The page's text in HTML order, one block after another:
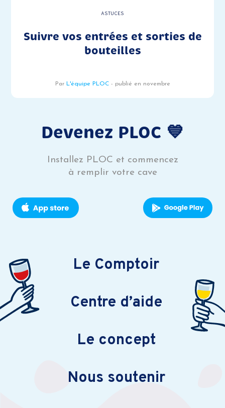
ASTUCES
Suivre vos entrées et sorties de
bouteilles
Par L'équipe PLOC- publié en novembre
Devenez PLOC 💙
Installez PLOC et commencez
à remplir votre cave
Le Comptoir
Centre d’aide
Le concept
Nous soutenir